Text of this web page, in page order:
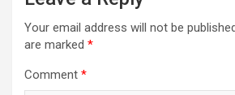
Your email address will not be
are marked *
Comment *